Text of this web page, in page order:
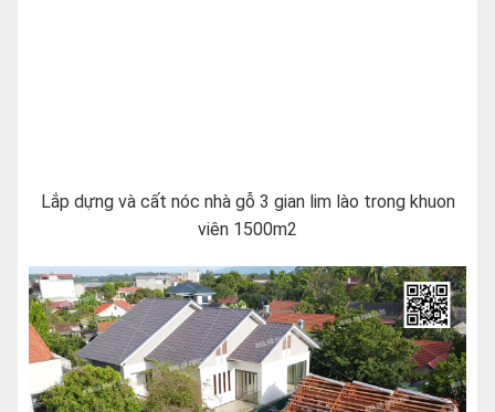
Lắp dựng và cất nóc nhà gỗ 3 gian lim lào trong khuon
viên 1500m2